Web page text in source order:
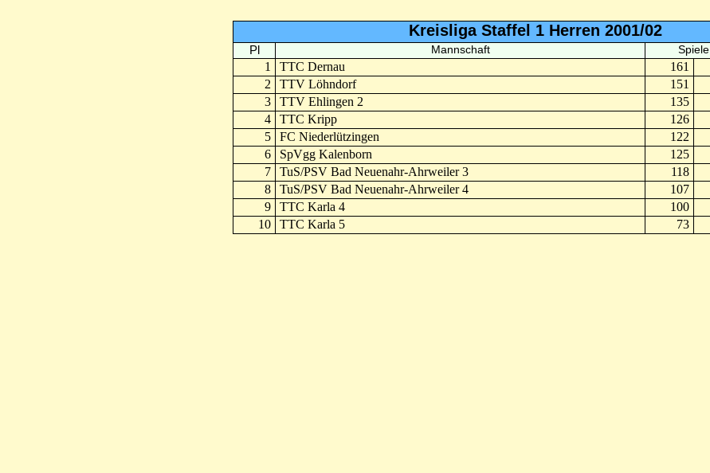
Kreisliga Staffel 1 Herren 2001/02
Pl Mannschaft Spiele
1 TTC Dernau 161
2
TTV Löhndorf 151
3
TTV Ehlingen 2 135
4
TTC Kripp 126
5
FC Niederlützingen 122
6
SpVgg Kalenborn 125
7
TuS/PSV Bad Neuenahr-Ahrweiler 3 118
8
TuS/PSV Bad Neuenahr-Ahrweiler 4 107
9
TTC Karla 4 100
10
TTC Karla 5 73